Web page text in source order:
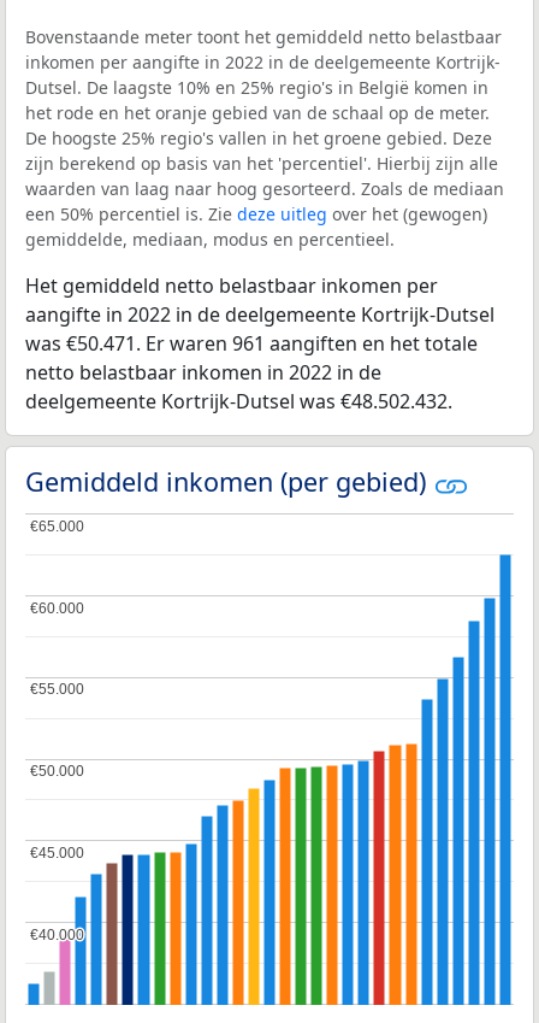
Bovenstaande meter toont het gemiddeld netto belastbaar
inkomen per aangifte in 2022 in de deelgemeente Kortrijk-
Dutsel. De laagste 10% en 25% regio's in België komen in
het rode en het oranje gebied van de schaal op de meter.
De hoogste 25% regio's vallen in het groene gebied. Deze
zijn berekend op basis van het 'percentiel'. Hierbij zijn alle
waarden van laag naar hoog gesorteerd. Zoals de mediaan
een 50% percentiel is. Zie deze uitleg over het (gewogen)
gemiddelde, mediaan, modus en percentieel.
Het gemiddeld netto belastbaar inkomen per
aangifte in 2022 in de deelgemeente Kortrijk-Dutsel
was €50.471. Er waren 961 aangiften en het totale
netto belastbaar inkomen in 2022 in de
deelgemeente Kortrijk-Dutsel was €48.502.432.
Gemiddeld inkomen (per gebied)
€40.000
€40.000
€45.000
€45.000
€50.000
€50.000
€55.000
€55.000
€60.000
€60.000
€65.000
€65.000